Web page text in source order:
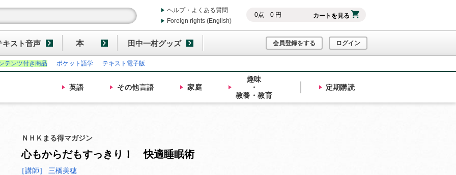
0点 0円 カートを見る
ヘルプ・よくある質問
Foreign rights (English)
キスト音声 本 田中一村グッズ 会員登録をする ログイン
テンツ付き商品 ポケット語学 テキスト電子版
英語 その他言語 家庭
趣味
・
教養・教育
定期購読
ＮＨＫまる得マガジン
心もからだもすっきり！ 快適睡眠術
［講師］ 三橋美穂